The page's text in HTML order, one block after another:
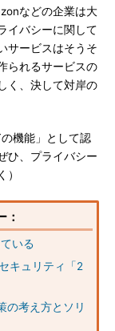
などの企業は大
イバシーに関して
サービスはそうそ
られるサービスの
く、決して対岸の
機能」として認
ひ、プライバシー
：
いる
キュリティ「2
の考え方とソリ